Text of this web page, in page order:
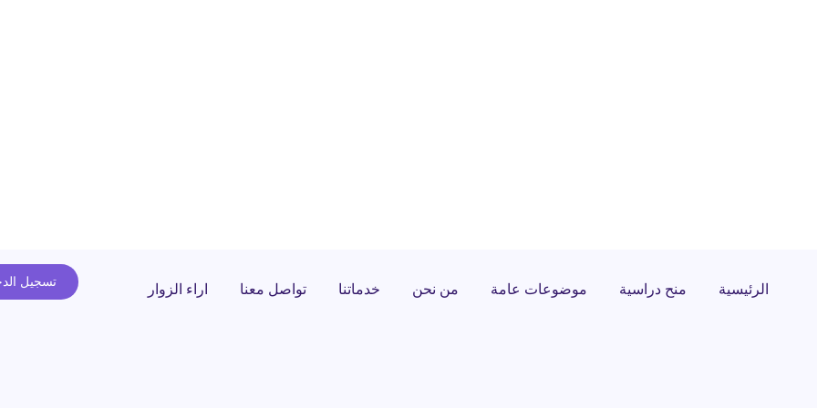
تسجيل الرئيسية منح دراسية موضوعات عامة من نحن خدماتنا تواصل معنا اراء الزوار